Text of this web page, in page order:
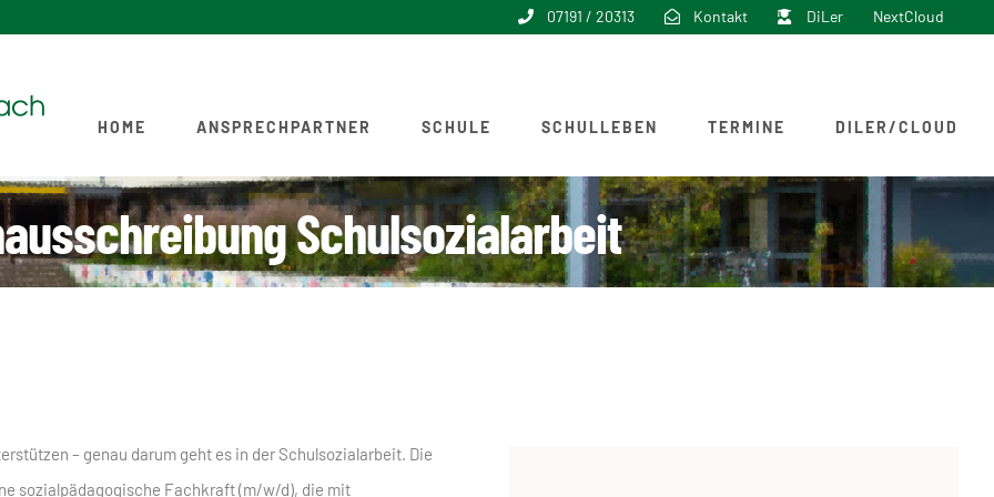
07191 / 20313 Kontakt DiLer NextCloud
HOME ANSPRECHPARTNER SCHULE SCHULLEBEN TERMINE DILER/CLOUD
Schulsozialarbeit
– genau darum geht es in der Schulsozialarbeit. Die
sozialpädagogische Fachkraft (m/w/d), die mit